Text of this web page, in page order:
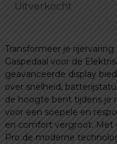
Uitverkocht
Transformeer je
Gaspedaal voor de
geavanceerde display
over snelheid,
de hoogte bent tijdens je
voor een soepele en
en comfort vergroot. Met
Pro de moderne